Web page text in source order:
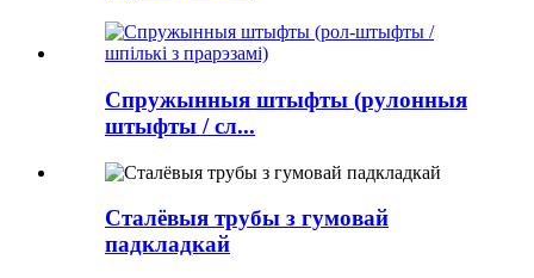
Спружынныя штыфты (рулонныя
штыфты / сл...
Сталёвыя трубы з гумовай
падкладкай